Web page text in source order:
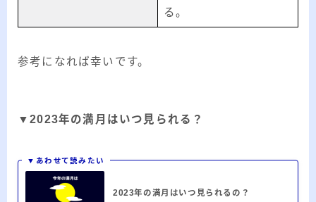
る。
参考になれば幸いです。
▼2023年の満月はいつ見られる？
▼あわせて読みたい
2023年の満月はいつ見られるの？